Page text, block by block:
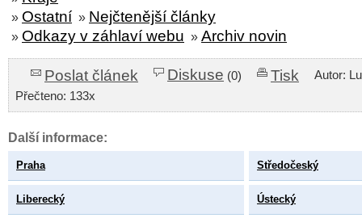
» Ostatní » Nejčtenější články
» Odkazy v záhlaví webu » Archiv novin
Poslat článek Diskuse (0) Tisk
Autor:
Přečteno: 133x
Další informace:
Praha Středočeský
Liberecký Ústecký